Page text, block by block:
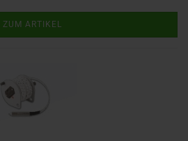
ZUM ARTIKEL